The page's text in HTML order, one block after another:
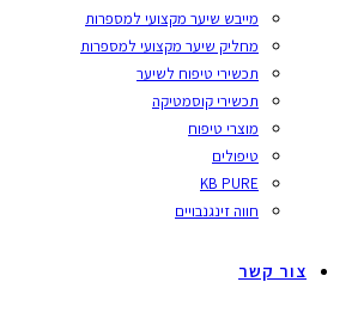
מייבש שיער מקצועי למספרות
מחליק שיער מקצועי למספרות
תכשירי טיפוח לשיער
תכשירי קוסמטיקה
מוצרי טיפוח
טיפולים
KB PURE
חווה זינגנבויים
צור קשר